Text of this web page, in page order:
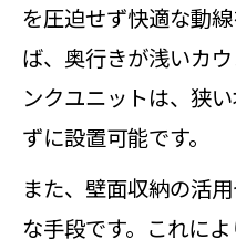
洗面所と浴室
んなが使いや
洗面所と浴室
消につながる
洗面所と浴室
実現するアイ
を圧迫せず快適な動
ば、奥行きが浅いカ
ンクユニットは、狭
ずに設置可能です。
また、壁面収納の活
な手段です。これに